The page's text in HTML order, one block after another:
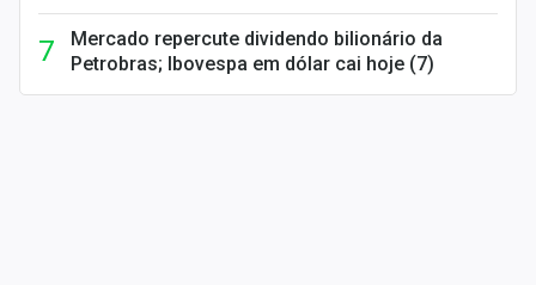
Mercado repercute dividendo bilionário da
Petrobras; Ibovespa em dólar cai hoje (7)